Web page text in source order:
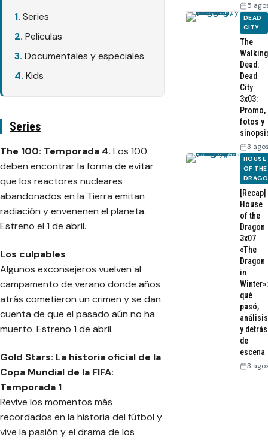
Series
Películas
Documentales y especiales
Kids
Series
The 100: Temporada 4. Los 100
deben encontrar la forma de evitar
que los reactores nucleares
abandonados en la Tierra emitan
radiación y envenenen el planeta.
Estreno el 1 de abril.
Los culpables
Algunos exconsejeros vuelven al
campamento de verano donde años
atrás cometieron un crimen y se dan
cuenta de que el pasado aún no ha
muerto. Estreno 1 de abril.
Gold Stars: La historia oficial de la
Copa Mundial de la FIFA:
Temporada 1
Revive los momentos más
recordados en la historia del fútbol y
vive la pasión y el drama de los
5
DEAD
CITY
The
Walking
Dead:
Dead
City
3x03:
Promo,
fotos y
3
HOUSE
OF THE
[Recap]
House
of the
Dragon
3x07
«The
Dragon
in
Winter»:
qué
pasó,
análisis
y detrás
de
escena
3